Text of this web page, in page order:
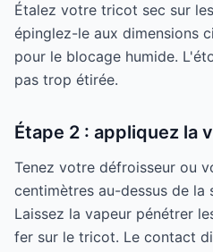
Étalez votre tricot sec sur
épinglez-le aux dimensions
pour le blocage humide.
pas trop étirée.
Étape 2 : appliquez la
Tenez votre défroisseur ou
centimètres au-dessus de
Laissez la vapeur pénétrer
fer sur le tricot. Le contact